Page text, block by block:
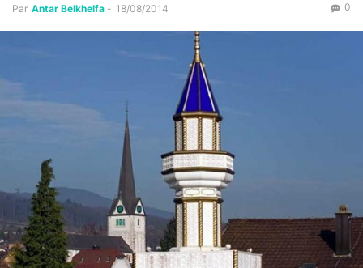
Par Antar Belkhelfa - 18/08/2014 0